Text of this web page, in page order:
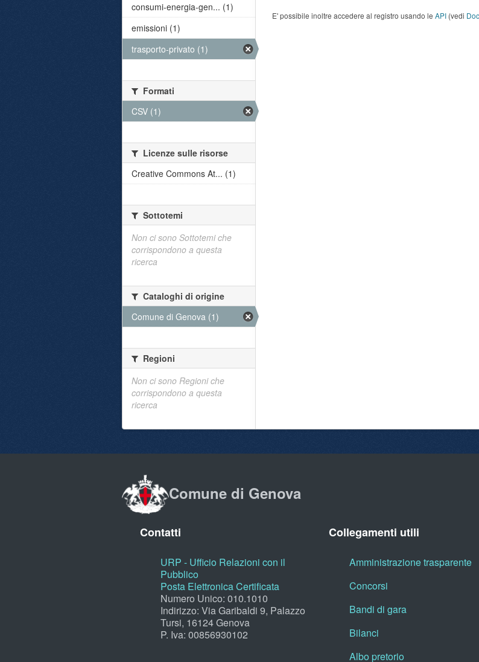
E' possibile inoltre accedere al registro usando le API (vedi
consumi-energia-gen... (1)
emissioni (1)
trasporto-privato (1)
Formati
CSV (1)
Licenze sulle risorse
Creative Commons At... (1)
Sottotemi
Non ci sono Sottotemi che
corrispondono a questa
ricerca
Cataloghi di origine
Comune di Genova (1)
Regioni
Non ci sono Regioni che
corrispondono a questa
ricerca
Comune di Genova
Contatti
URP - Ufficio Relazioni con il
Pubblico
Posta Elettronica Certificata
Numero Unico: 010.1010
Indirizzo: Via Garibaldi 9, Palazzo
Tursi, 16124 Genova
P. Iva: 00856930102
Collegamenti utili
Amministrazione trasparente
Concorsi
Bandi di gara
Bilanci
Albo pretorio